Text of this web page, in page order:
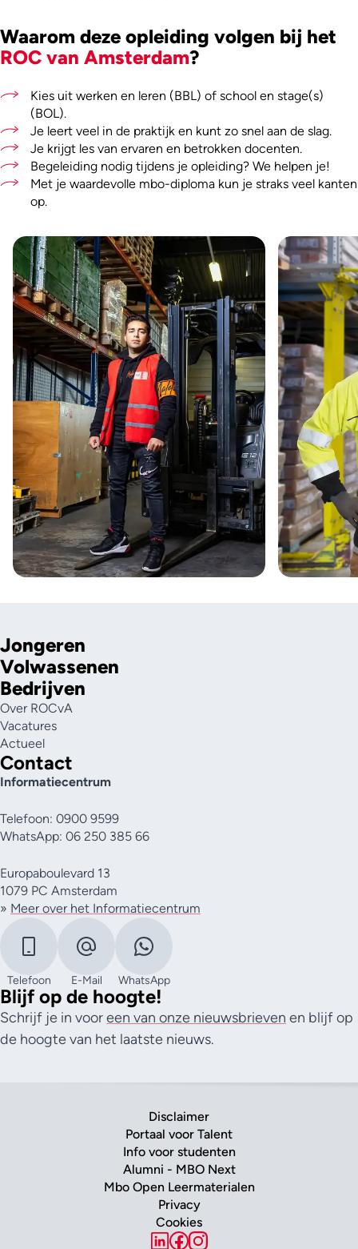
Waarom deze opleiding volgen bij het
ROC van Amsterdam?
Kies uit werken en leren (BBL) of school en stage(s)
(BOL).
Je leert veel in de praktijk en kunt zo snel aan de slag.
Je krijgt les van ervaren en betrokken docenten.
Begeleiding nodig tijdens je opleiding? We helpen je!
Met je waardevolle mbo-diploma kun je straks veel kanten
op.
Jongeren
Volwassenen
Bedrijven
Over ROCvA
Vacatures
Actueel
Contact
Informatiecentrum
Telefoon: 0900 9599
WhatsApp: 06 250 385 66
Europaboulevard 13
1079 PC Amsterdam
» Meer over het Informatiecentrum
Telefoon E-Mail WhatsApp
Blijf op de hoogte!
Schrijf je in vooreen van onze nieuwsbrieven en blijf op
de hoogte van het laatste nieuws.
Disclaimer
Portaal voor Talent
Info voor studenten
Alumni - MBO Next
Mbo Open Leermaterialen
Privacy
Cookies